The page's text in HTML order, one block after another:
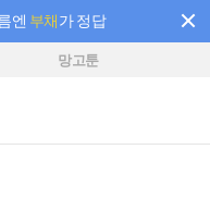
엔 부채가 정답
요! 새로워진 AI 부스터 요금제
망고툰